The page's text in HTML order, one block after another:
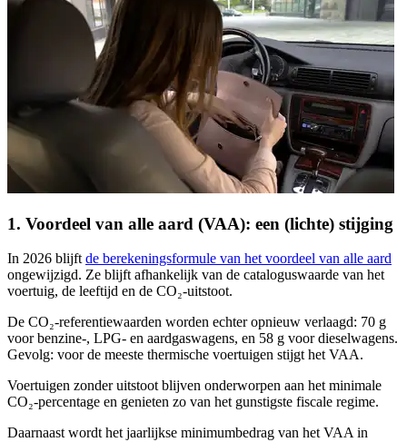
1. Voordeel van alle aard (VAA): een (lichte) stijging
In 2026 blijft de berekeningsformule van het voordeel van alle aard
ongewijzigd. Ze blijft afhankelijk van de cataloguswaarde van het
voertuig, de leeftijd en de CO₂-uitstoot.
De CO₂-referentiewaarden worden echter opnieuw verlaagd: 70 g
voor benzine-, LPG- en aardgaswagens, en 58 g voor dieselwagens.
Gevolg: voor de meeste thermische voertuigen stijgt het VAA.
Voertuigen zonder uitstoot blijven onderworpen aan het minimale
CO₂-percentage en genieten zo van het gunstigste fiscale regime.
Daarnaast wordt het jaarlijkse minimumbedrag van het VAA in